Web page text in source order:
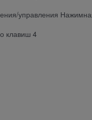
управления
клавиш 4